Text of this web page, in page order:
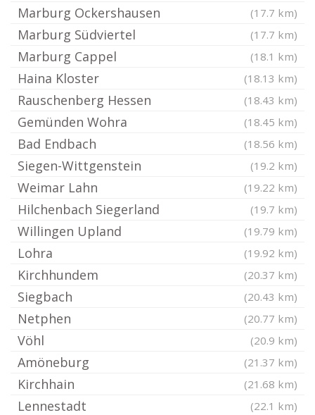
Marburg Ockershausen (17.7 km)
Marburg Südviertel (17.7 km)
Marburg Cappel (18.1 km)
Haina Kloster (18.13 km)
Rauschenberg Hessen (18.43 km)
Gemünden Wohra (18.45 km)
Bad Endbach (18.56 km)
Siegen-Wittgenstein (19.2 km)
Weimar Lahn (19.22 km)
Hilchenbach Siegerland (19.7 km)
Willingen Upland (19.79 km)
Lohra (19.92 km)
Kirchhundem (20.37 km)
Siegbach (20.43 km)
Netphen (20.77 km)
Vöhl (20.9 km)
Amöneburg (21.37 km)
Kirchhain (21.68 km)
Lennestadt (22.1 km)